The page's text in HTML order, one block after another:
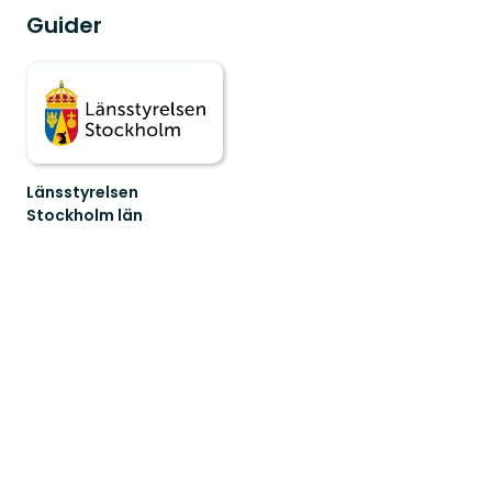
Guider
Länsstyrelsen
Stockholm län